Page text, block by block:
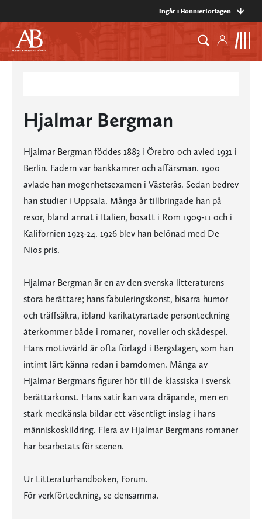
Ingår i Bonnierförlagen
Hjalmar Bergman
Hjalmar Bergman föddes 1883 i Örebro och avled 1931 i
Berlin. Fadern var bankkamrer och affärsman. 1900
avlade han mogenhetsexamen i Västerås. Sedan bedrev
han studier i Uppsala. Många år tillbringade han på
resor, bland annat i Italien, bosatt i Rom 1909-11 och i
Kalifornien 1923-24. 1926 blev han belönad med De
Nios pris.
Hjalmar Bergman är en av den svenska litteraturens
stora berättare; hans fabuleringskonst, bisarra humor
och träffsäkra, ibland karikatyrartade personteckning
återkommer både i romaner, noveller och skådespel.
Hans motivvärld är ofta förlagd i Bergslagen, som han
intimt lärt känna redan i barndomen. Många av
Hjalmar Bergmans figurer hör till de klassiska i svensk
berättarkonst. Hans satir kan vara dräpande, men en
stark medkänsla bildar ett väsentligt inslag i hans
människoskildring. Flera av Hjalmar Bergmans romaner
har bearbetats för scenen.
Ur Litteraturhandboken, Forum.
För verkförteckning, se densamma.